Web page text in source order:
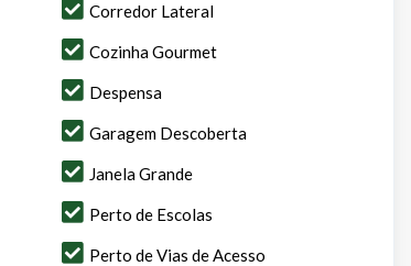
Corredor Lateral
Cozinha Gourmet
Despensa
Garagem Descoberta
Janela Grande
Perto de Escolas
Perto de Vias de Acesso